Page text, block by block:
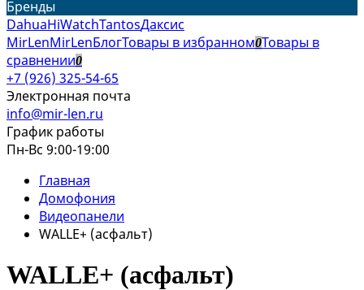
Бренды
DahuaHiWatchTantosДаксис
MirLenMirLenБлогТовары в избранном0Товары в
сравнении0
+7 (926) 325-54-65
Электронная почта
info@mir-len.ru
График работы
Пн-Вс 9:00-19:00
Главная
Домофония
Видеопанели
WALLE+ (асфальт)
WALLE+ (асфальт)